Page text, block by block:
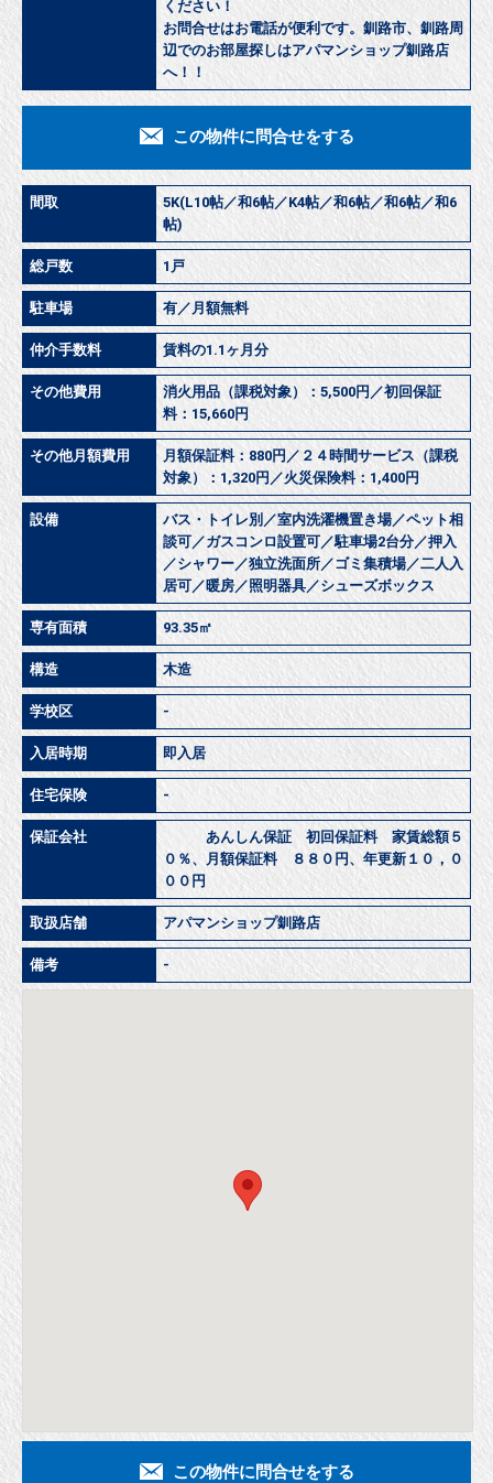
ください！
お問合せはお電話が便利です。釧路市、釧路周
辺でのお部屋探しはアパマンショップ釧路店
へ！！
この物件に問合せをする
間取
5K(L10帖／和6帖／K4帖／和6帖／和6帖／和6
帖)
総戸数 1戸
駐車場 有／月額無料
仲介手数料 賃料の1.1ヶ月分
その他費用
消火用品（課税対象）：5,500円／初回保証
料：15,660円
その他月額費用
月額保証料：880円／２４時間サービス（課税
対象）：1,320円／火災保険料：1,400円
設備
バス・トイレ別／室内洗濯機置き場／ペット相
談可／ガスコンロ設置可／駐車場2台分／押入
／シャワー／独立洗面所／ゴミ集積場／二人入
居可／暖房／照明器具／シューズボックス
専有面積 93.35㎡
構造 木造
学校区 -
入居時期 即入居
住宅保険 -
保証会社
あんしん保証 初回保証料 家賃総額５
０％、月額保証料 ８８０円、年更新１０，０
００円
取扱店舗 アパマンショップ釧路店
備考 -
この物件に問合せをする